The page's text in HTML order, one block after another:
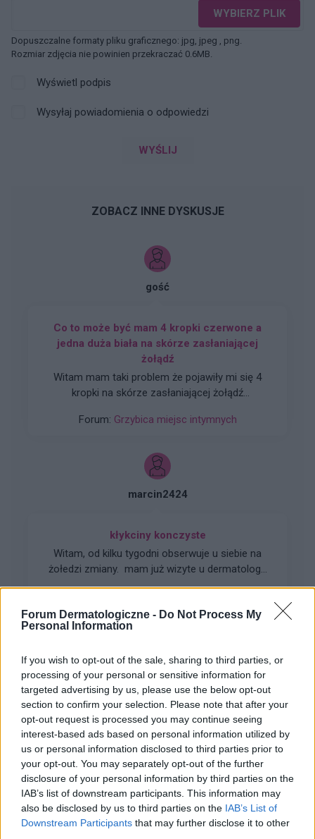
Forum Dermatologiczne - Do Not Process My
Personal Information
If you wish to opt-out of the sale, sharing to third parties, or
processing of your personal or sensitive information for
targeted advertising by us, please use the below opt-out
section to confirm your selection. Please note that after your
opt-out request is processed you may continue seeing
interest-based ads based on personal information utilized by
us or personal information disclosed to third parties prior to
your opt-out. You may separately opt-out of the further
disclosure of your personal information by third parties on the
IAB’s list of downstream participants. This information may
also be disclosed by us to third parties on the IAB’s List of
Downstream Participants that may further disclose it to other
WYBIERZ PLIK
Dopuszczalne formaty pliku graficznego: jpg, jpeg , png.
Rozmiar zdjęcia nie powinien przekraczać 0.6MB.
Wyświetl podpis
Wysyłaj powiadomienia o odpowiedzi
WYŚLIJ
ZOBACZ INNE DYSKUSJE
gość
Co to może być mam 4 kropki czerwone a
jedna duża biała na skórze zasłaniającej
żołądź
Witam mam taki problem że pojawiły mi się 4
kropki na skórze zasłaniającej żołądź
uprawiałem seksu ale jeżdzę po krajach eu i
tym iść do lekarza nawet nie wiem do jakiego
czy może ktoś wie co to jest
Forum: Grzybica miejsc intymnych
marcin2424
kłykciny konczyste
Witam, od kilku tygodni obserwuje u siebie na
żołedzi zmiany. mam już wizyte u dermatologa
umówioną obawiam się ze to mogą być
potwierdzić lub rozsiać moje wątpliwości ? Z
góry dziękuje za wszelkie porady. Pozdrawiam
gość
Pruszcz na penisie
Witam parę dni temu wyskoczył na prąciu taki
pryszcz, zamówiłem już żel Hexatiab. Czy mam
to wycisnąć czy zostawić i czy jest to coś
poważnego? Proszę o radę
Grzybica miejsc intymnych